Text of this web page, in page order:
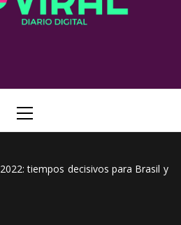
Viral
Menu
2022: tiempos decisivos para Brasil y